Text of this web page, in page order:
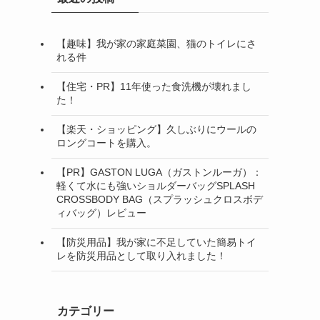
【趣味】我が家の家庭菜園、猫のトイレにさ
れる件
【住宅・PR】11年使った食洗機が壊れまし
た！
【楽天・ショッピング】久しぶりにウールの
ロングコートを購入。
【PR】GASTON LUGA（ガストンルーガ）：
軽くて水にも強いショルダーバッグSPLASH
CROSSBODY BAG（スプラッシュクロスボデ
ィバッグ）レビュー
【防災用品】我が家に不足していた簡易トイ
レを防災用品として取り入れました！
カテゴリー